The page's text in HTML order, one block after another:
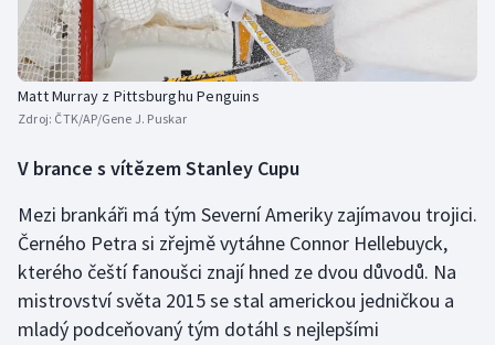
Matt Murray z Pittsburghu Penguins
Zdroj: ČTK/AP/Gene J. Puskar
V brance s vítězem Stanley Cupu
Mezi brankáři má tým Severní Ameriky zajímavou trojici.
Černého Petra si zřejmě vytáhne Connor Hellebuyck,
kterého čeští fanoušci znají hned ze dvou důvodů. Na
mistrovství světa 2015 se stal americkou jedničkou a
mladý podceňovaný tým dotáhl s nejlepšími